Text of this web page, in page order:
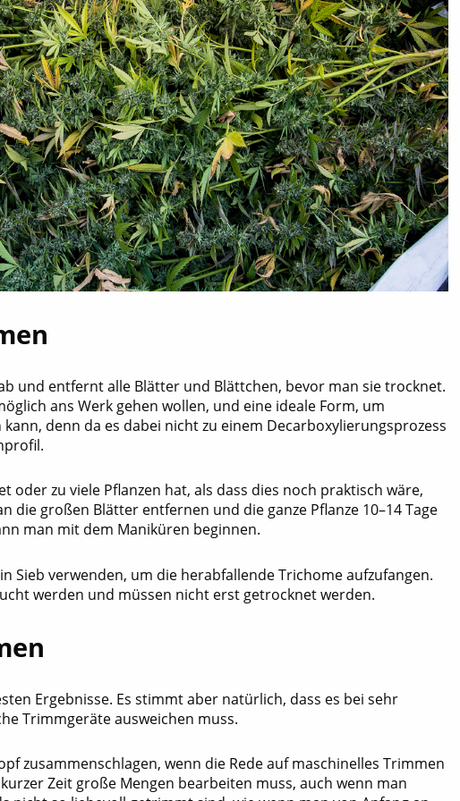
und entfernt alle Blätter und Blättchen, bevor man sie trocknet.
ans Werk gehen wollen, und eine ideale Form, um
denn da es dabei nicht zu einem Decarboxylierungsprozess
zu viele Pflanzen hat, als dass dies noch praktisch wäre,
großen Blätter entfernen und die ganze Pflanze 10–14 Tage
man mit dem Maniküren beginnen.
Sieb verwenden, um die herabfallende Trichome aufzufangen.
werden und müssen nicht erst getrocknet werden.
Ergebnisse. Es stimmt aber natürlich, dass es bei sehr
Trimmgeräte ausweichen muss.
zusammenschlagen, wenn die Rede auf maschinelles Trimmen
Zeit große Mengen bearbeiten muss, auch wenn man